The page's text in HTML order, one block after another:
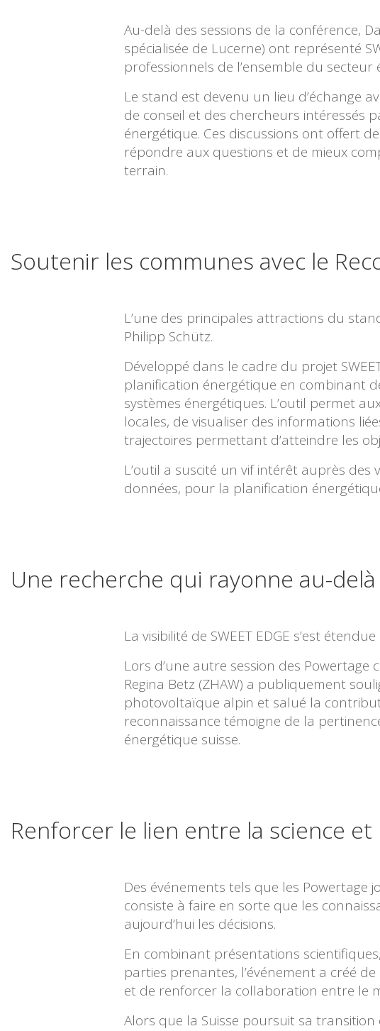
Au-delà des sessions de la conférence,
spécialisée de Lucerne) ont représenté
professionnels de l’ensemble du secteur
Le stand est devenu un lieu d’échange
de conseil et des chercheurs intéressés
énergétique. Ces discussions ont offert
répondre aux questions et de mieux
terrain.
Soutenir les communes avec le
L’une des principales attractions du
Philipp Schütz.
Développé dans le cadre du projet
planification énergétique en combinant
systèmes énergétiques. L’outil permet
locales, de visualiser des informations
trajectoires permettant d’atteindre les
L’outil a suscité un vif intérêt auprès
données, pour la planification
Une recherche qui rayonne au-
La visibilité de SWEET EDGE s’est
Lors d’une autre session des
Regina Betz (ZHAW) a publiquement
photovoltaïque alpin et salué la
reconnaissance témoigne de la
énergétique suisse.
Renforcer le lien entre la science
Des événements tels que les Powertage
consiste à faire en sorte que les
aujourd’hui les décisions.
En combinant présentations
parties prenantes, l’événement a créé
et de renforcer la collaboration entre le
Alors que la Suisse poursuit sa